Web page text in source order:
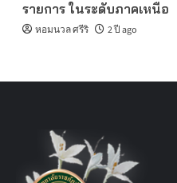
รายการ ในระดับภาคเหนือ
หอมนวล ศรีริ 2 ปี ago